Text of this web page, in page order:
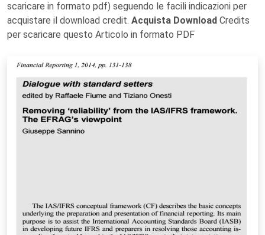
scaricare in formato pdf) seguendo le facili indicazioni per
acquistare il download credit. Acquista Download Credits
per scaricare questo Articolo in formato PDF